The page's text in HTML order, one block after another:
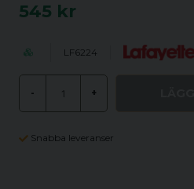
545 kr
LF6224
- +
Snabba leveranser